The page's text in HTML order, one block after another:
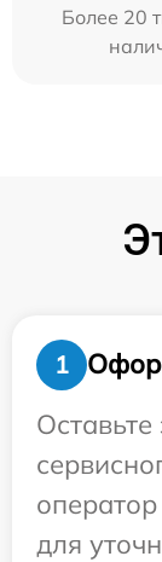
Более 20
1
Оставьте
для